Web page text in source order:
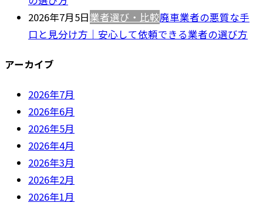
2026年7月5日業者選び・比較廃車業者の悪質な手
口と見分け方｜安心して依頼できる業者の選び方
アーカイブ
2026年7月
2026年6月
2026年5月
2026年4月
2026年3月
2026年2月
2026年1月